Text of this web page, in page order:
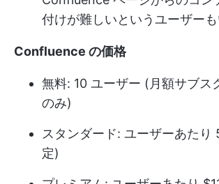
付けが難しいというユーザーも
Confluence の価格
無料: 10 ユーザー (月額サブス
のみ)
スタンダード: ユーザーあたり
定)